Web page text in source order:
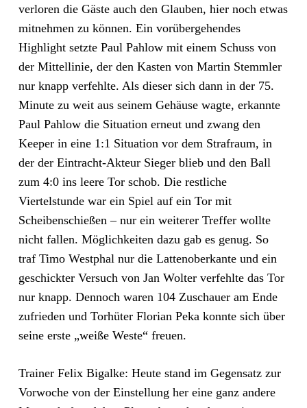
verloren die Gäste auch den Glauben, hier noch etwas
mitnehmen zu können. Ein vorübergehendes
Highlight setzte Paul Pahlow mit einem Schuss von
der Mittellinie, der den Kasten von Martin Stemmler
nur knapp verfehlte. Als dieser sich dann in der 75.
Minute zu weit aus seinem Gehäuse wagte, erkannte
Paul Pahlow die Situation erneut und zwang den
Keeper in eine 1:1 Situation vor dem Strafraum, in
der der Eintracht-Akteur Sieger blieb und den Ball
zum 4:0 ins leere Tor schob. Die restliche
Viertelstunde war ein Spiel auf ein Tor mit
Scheibenschießen – nur ein weiterer Treffer wollte
nicht fallen. Möglichkeiten dazu gab es genug. So
traf Timo Westphal nur die Lattenoberkante und ein
geschickter Versuch von Jan Wolter verfehlte das Tor
nur knapp. Dennoch waren 104 Zuschauer am Ende
zufrieden und Torhüter Florian Peka konnte sich über
seine erste „weiße Weste“ freuen.
Trainer Felix Bigalke: Heute stand im Gegensatz zur
Vorwoche von der Einstellung her eine ganz andere